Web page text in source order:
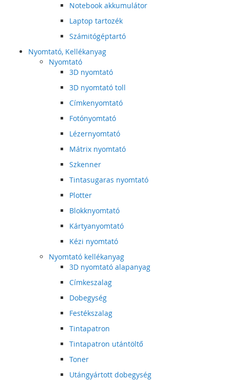
Notebook akkumulátor
Laptop tartozék
Számitógéptartó
Nyomtató, Kellékanyag
Nyomtató
3D nyomtató
3D nyomtató toll
Címkenyomtató
Fotónyomtató
Lézernyomtató
Mátrix nyomtató
Szkenner
Tintasugaras nyomtató
Plotter
Blokknyomtató
Kártyanyomtató
Kézi nyomtató
Nyomtató kellékanyag
3D nyomtató alapanyag
Címkeszalag
Dobegység
Festékszalag
Tintapatron
Tintapatron utántöltő
Toner
Utángyártott dobegység